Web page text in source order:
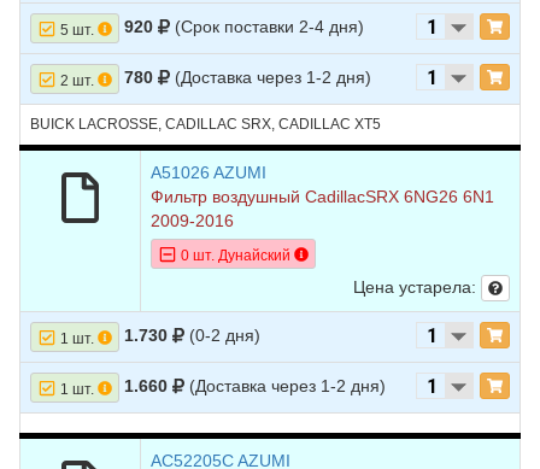
5 шт. 920 (Срок поставки 2-4 дня)
2 шт. 780 (Доставка через 1-2 дня)
BUICK LACROSSE, CADILLAC SRX, CADILLAC XT5
A51026 AZUMI
Фильтр воздушный CadillacSRX 6NG26 6N1
2009-2016
0 шт. Дунайский
Цена устарела:
1 шт. 1.730 (0-2 дня)
1 шт. 1.660 (Доставка через 1-2 дня)
AC52205C AZUMI